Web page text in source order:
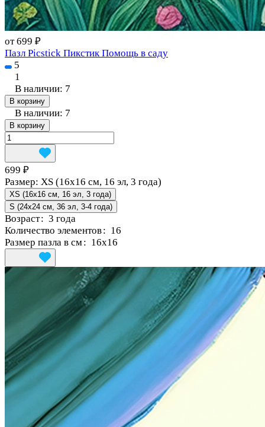
от 699 ₽
Пазл Picstick Пикстик Помощь в саду
5
1
В наличии: 7
В корзину
В наличии: 7
В корзину
699 ₽
Размер: XS (16x16 см, 16 эл, 3 года)
XS (16x16 см, 16 эл, 3 года)
S (24x24 см, 36 эл, 3-4 года)
Возраст: 3 года
Количество элементов: 16
Размер пазла в см: 16x16